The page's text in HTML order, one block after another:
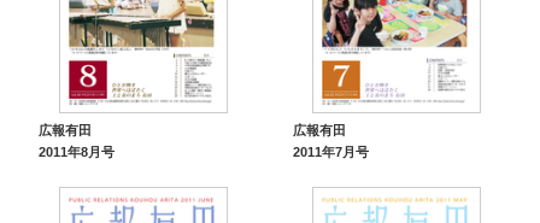
広報有田
2011年8月号
広報有田
2011年7月号